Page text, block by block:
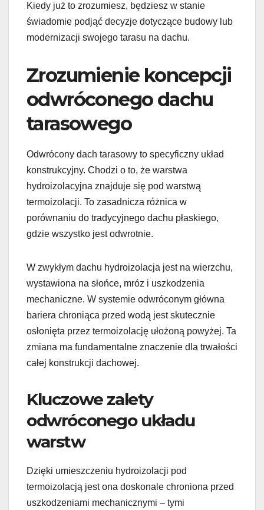
Kiedy już to zrozumiesz, będziesz w stanie
świadomie podjąć decyzje dotyczące budowy lub
modernizacji swojego tarasu na dachu.
Zrozumienie koncepcji
odwróconego dachu
tarasowego
Odwrócony dach tarasowy to specyficzny układ
konstrukcyjny. Chodzi o to, że warstwa
hydroizolacyjna znajduje się pod warstwą
termoizolacji. To zasadnicza różnica w
porównaniu do tradycyjnego dachu płaskiego,
gdzie wszystko jest odwrotnie.
W zwykłym dachu hydroizolacja jest na wierzchu,
wystawiona na słońce, mróz i uszkodzenia
mechaniczne. W systemie odwróconym główna
bariera chroniąca przed wodą jest skutecznie
osłonięta przez termoizolację ułożoną powyżej. Ta
zmiana ma fundamentalne znaczenie dla trwałości
całej konstrukcji dachowej.
Kluczowe zalety
odwróconego układu
warstw
Dzięki umieszczeniu hydroizolacji pod
termoizolacją jest ona doskonale chroniona przed
uszkodzeniami mechanicznymi – tymi